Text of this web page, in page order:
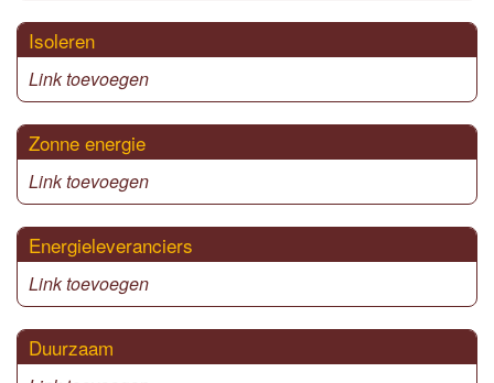
Isoleren
Link toevoegen
Zonne energie
Link toevoegen
Energieleveranciers
Link toevoegen
Duurzaam